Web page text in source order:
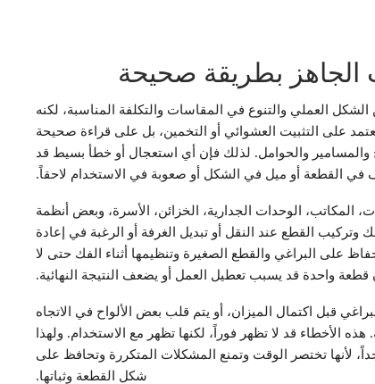
الجاهز بطريقة صحيحة
الشكل العملي والتنوع في المقاسات والتكلفة المناسبة، لكنه
على التثبيت العشوائي أو التخمين، بل على قراءة صحيحة
والمسامير والحوامل. لذلك فإن أي استعجال أو خطأ بسيط قد
القطعة أو ميل في الشكل أو صعوبة في الاستخدام لاحقاً.
المكاتب، الوحدات الجدارية، الخزائن، الأسرة، وبعض أنظمة
القطع عند النقل أو تبديل الغرفة أو الرغبة في إعادة
على البراغي والقطع الصغيرة وتنظيمها أثناء الفك حتى لا
قطعة واحدة قد يسبب تعطيل العمل أو يضعف النتيجة النهائية.
قبل اكتمال الميزان، أو يتم قلب بعض الألواح في الاتجاه
الأخطاء قد لا تظهر فوراً، لكنها تظهر مع الاستخدام. ولهذا
لأنها تختصر الوقت وتمنع المشكلات المتكررة وتحافظ على
شكل القطعة وثباتها.